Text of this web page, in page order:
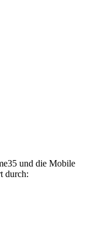
und die Mobile
durch: